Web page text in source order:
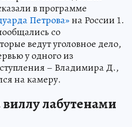
в программе
Петрова»на России 1.
со
ведут уголовное дело,
у одного из
– Владимира Д.,
на камеру.
лабутенами